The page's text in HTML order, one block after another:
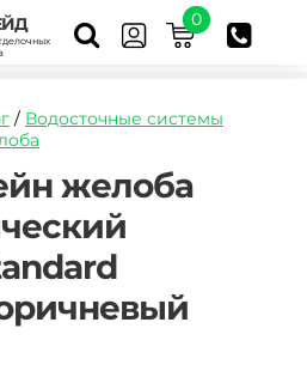
0
/ Водосточные системы
images/id/normal/
желоба